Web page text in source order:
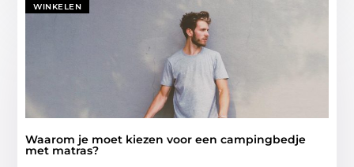
WINKELEN
Waarom je moet kiezen voor een campingbedje
met matras?